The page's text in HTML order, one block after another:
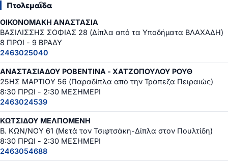
Πτολεμαΐδα
ΟΙΚΟΝΟΜΑΚΗ ΑΝΑΣΤΑΣΙΑ
ΒΑΣΙΛΙΣΣΗΣ ΣΟΦΙΑΣ 28 (Δίπλα από τα Υποδήματα ΒΛΑΧΑΔΗ)
8 ΠΡΩΙ - 9 ΒΡΑΔΥ
2463025040
ΑΝΑΣΤΑΣΙΑΔΟΥ ΡΟΒΕΝΤΙΝΑ - ΧΑΤΖΟΠΟΥΛΟΥ ΡΟΥΘ
25ΗΣ ΜΑΡΤΙΟΥ 56 (Παραδίπλα από την Τράπεζα Πειραιώς)
8:30 ΠΡΩΙ - 2:30 ΜΕΣΗΜΕΡΙ
2463024539
ΚΩΤΣΙΔΟΥ ΜΕΛΠΟΜΕΝΗ
Β. ΚΩΝ/ΝΟΥ 61 (Μετά τον Τσιφτσάκη-Δίπλα στον Πουλτίδη)
8:30 ΠΡΩΙ - 2:30 ΜΕΣΗΜΕΡΙ
2463054688